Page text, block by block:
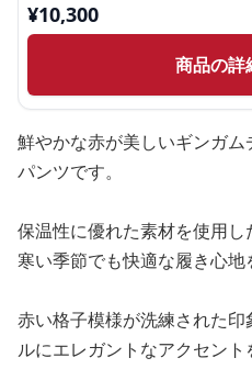
¥10,300
商品の詳
鮮やかな赤が美しいギンガ
パンツです。
保温性に優れた素材を使用し
寒い季節でも快適な履き心地
赤い格子模様が洗練された
ルにエレガントなアクセント